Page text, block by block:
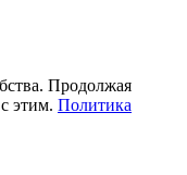
Продолжая
этим. Политика